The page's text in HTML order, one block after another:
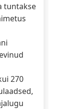
tuntakse
270